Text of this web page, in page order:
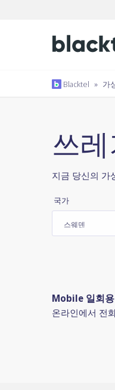
Blacktel » 가
쓰
지금 당신의 가
국가
Mobile 일회
온라인에서 전